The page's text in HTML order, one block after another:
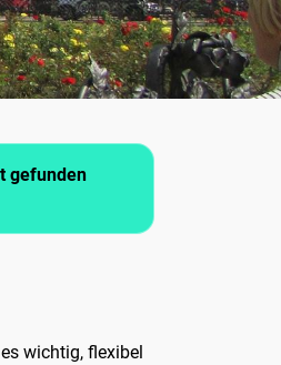
gefunden
wichtig, flexibel